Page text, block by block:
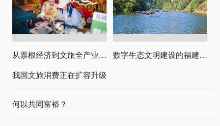
从票根经济到文旅全产业链升级 数字生态文明建设的福建路径与启示
我国文旅消费正在扩容升级
何以共同富裕？